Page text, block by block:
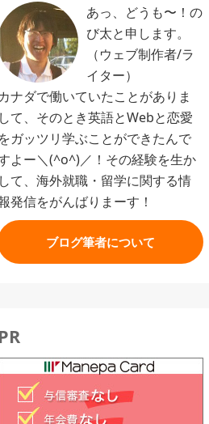
あっ、どうも〜！の
び太と申します。
（ウェブ制作者/ラ
イター）
ナダで働いていたことがありま
て、そのとき英語とWebと恋愛
ガッツリ学ぶことができたんで
よー＼(^o^)／！その経験を生か
て、海外就職・留学に関する情
発信をがんばりまーす！
ブログ筆者について